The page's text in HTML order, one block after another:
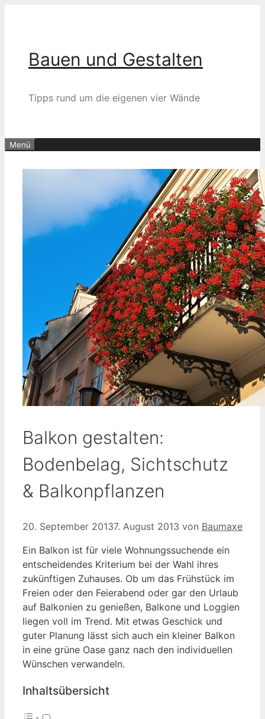
Bauen und Gestalten
Tipps rund um die eigenen vier Wände
Menü
Balkon gestalten:
Bodenbelag, Sichtschutz
& Balkonpflanzen
20. September 20137. August 2013 von Baumaxe
Ein Balkon ist für viele Wohnungssuchende ein
entscheidendes Kriterium bei der Wahl ihres
zukünftigen Zuhauses. Ob um das Frühstück im
Freien oder den Feierabend oder gar den Urlaub
auf Balkonien zu genießen, Balkone und Loggien
liegen voll im Trend. Mit etwas Geschick und
guter Planung lässt sich auch ein kleiner Balkon
in eine grüne Oase ganz nach den individuellen
Wünschen verwandeln.
Inhaltsübersicht